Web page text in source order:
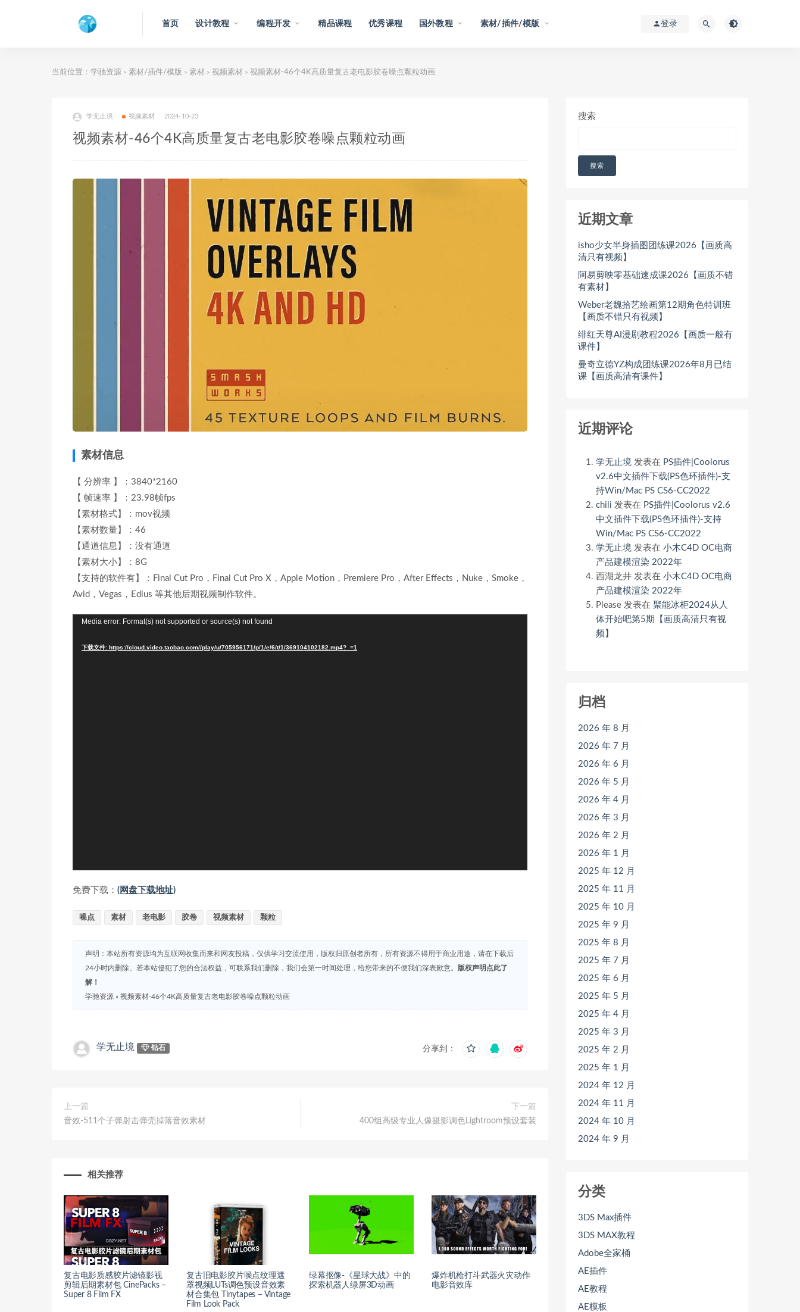
首页 设计教程 编程开发 精品课程 优秀课程 国外教程 素材/插件/模版 登录
当前位置： 学驰资源 > 素材/插件/模版 > 素材 > 视频素材 > 视频素材-46个4K高质量复古老电影胶卷噪点颗粒动画
学无止境 视频素材 2024-10-23
视频素材-46个4K高质量复古老电影胶卷噪点颗粒动画
素材信息
【 分辨率 】：3840*2160
【 帧速率 】：23.98帧fps
【素材格式】：mov视频
【素材数量】：46
【通道信息】：没有通道
【素材大小】：8G
【支持的软件有】：Final Cut Pro，Final Cut Pro X，Apple Motion，Premiere Pro，After Effects，Nuke，Smoke，
Avid，Vegas，Edius 等其他后期视频制作软件。
Media error: Format(s) not supported or source(s) not found
下载文件: https://cloud.video.taobao.com//play/u/705956171/p/1/e/6/t/1/369104102182.mp4?_=1
免费下载： (网盘下载地址)
噪点 素材 老电影 胶卷 视频素材 颗粒
声明：本站所有资源均为互联网收集而来和网友投稿，仅供学习交流使用，版权归原创者所有，所有资源不得用于商业用途，请在下载后
24小时内删除。若本站侵犯了您的合法权益，可联系我们删除，我们会第一时间处理，给您带来的不便我们深表歉意。
版权声明点此了
解！
学驰资源 » 视频素材-46个4K高质量复古老电影胶卷噪点颗粒动画
学无止境 钻石 分享到：
上一篇
音效-511个子弹射击弹壳掉落音效素材
下一篇
400组高级专业人像摄影调色Lightroom预设套装
相关推荐
复古电影质感胶片滤镜影视
剪辑后期素材包 CinePacks –
Super 8 Film FX
复古旧电影胶片噪点纹理遮
罩视频LUTs调色预设音效素
材合集包 Tinytapes – Vintage
Film Look Pack
绿幕抠像-《星球大战》中的
探索机器人绿屏3D动画
爆炸机枪打斗武器火灾动作
电影音效库
搜索
搜索
近期文章
isho少女半身插图团练课2026【画质高
清只有视频】
阿易剪映零基础速成课2026【画质不错
有素材】
Weber老魏拾艺绘画第12期角色特训班
【画质不错只有视频】
绯红天尊AI漫剧教程2026【画质一般有
课件】
曼奇立德YZ构成团练课2026年8月已结
课【画质高清有课件】
近期评论
学无止境 发表在 PS插件|Coolorus
v2.6中文插件下载(PS色环插件)-支
持Win/Mac PS CS6-CC2022
chili 发表在 PS插件|Coolorus v2.6
中文插件下载(PS色环插件)-支持
Win/Mac PS CS6-CC2022
学无止境 发表在 小木C4D OC电商
产品建模渲染 2022年
西湖龙井 发表在 小木C4D OC电商
产品建模渲染 2022年
Please 发表在 聚能冰柜2024从人
体开始吧第5期【画质高清只有视
频】
归档
2026 年 8 月
2026 年 7 月
2026 年 6 月
2026 年 5 月
2026 年 4 月
2026 年 3 月
2026 年 2 月
2026 年 1 月
2025 年 12 月
2025 年 11 月
2025 年 10 月
2025 年 9 月
2025 年 8 月
2025 年 7 月
2025 年 6 月
2025 年 5 月
2025 年 4 月
2025 年 3 月
2025 年 2 月
2025 年 1 月
2024 年 12 月
2024 年 11 月
2024 年 10 月
2024 年 9 月
分类
3DS Max插件
3DS MAX教程
Adobe全家桶
AE插件
AE教程
AE模板